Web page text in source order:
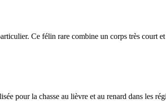
Ce félin rare combine un corps très court
pour la chasse au lièvre et au renard dans les